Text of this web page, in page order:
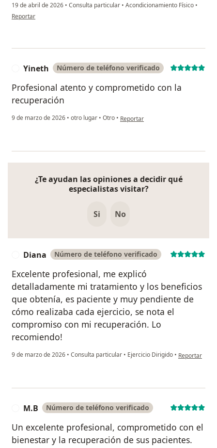
19 de abril de 2026 • Consulta particular • Acondicionamiento Físico •
en opinión del usuario Diana
Reportar
Yineth Número de teléfono verificado
Profesional atento y comprometido con la
recuperación
9 de marzo de 2026 • otro lugar • Otro • en opinión del usuario Yineth
Reportar
¿Te ayudan las opiniones a decidir qué
especialistas visitar?
Si No
Diana Número de teléfono verificado
Excelente profesional, me explicó
detalladamente mi tratamiento y los beneficios
que obtenía, es paciente y muy pendiente de
cómo realizaba cada ejercicio, se nota el
compromiso con mi recuperación. Lo
recomiendo!
9 de marzo de 2026 • Consulta particular • Ejercicio Dirigido • en opinión
Reportar
M.B Número de teléfono verificado
Un excelente profesional, comprometido con el
bienestar y la recuperación de sus pacientes.